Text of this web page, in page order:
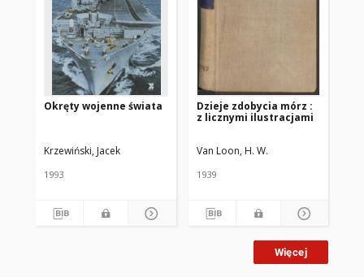
Okręty wojenne świata
Krzewiński, Jacek
1993
Dzieje zdobycia mórz :
z licznymi ilustracjami
Van Loon, H. W.
1939
Więcej